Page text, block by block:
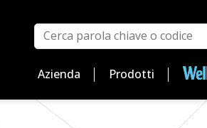
Azienda Prodotti